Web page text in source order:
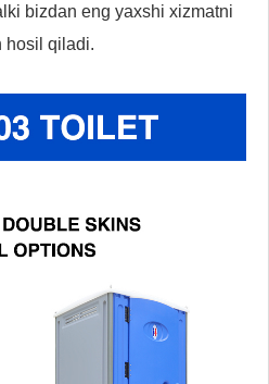
bizdan eng yaxshi xizmatni
hosil qiladi.